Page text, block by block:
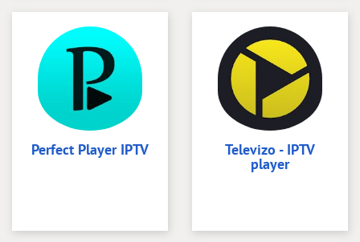
Perfect Player IPTV Televizo - IPTV
player